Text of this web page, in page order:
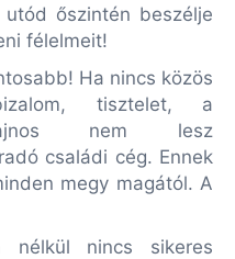
őszintén beszélje
félelmeit!
Ha nincs közös
tisztelet, a
sajnos nem lesz
családi cég. Ennek
megy magától. A
nélkül nincs sikeres